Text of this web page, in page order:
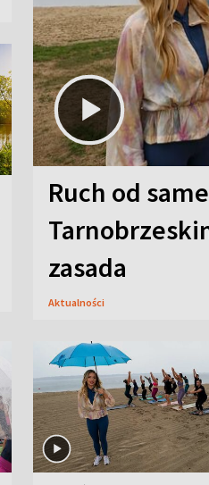
Ruch od
zasada
Aktualności